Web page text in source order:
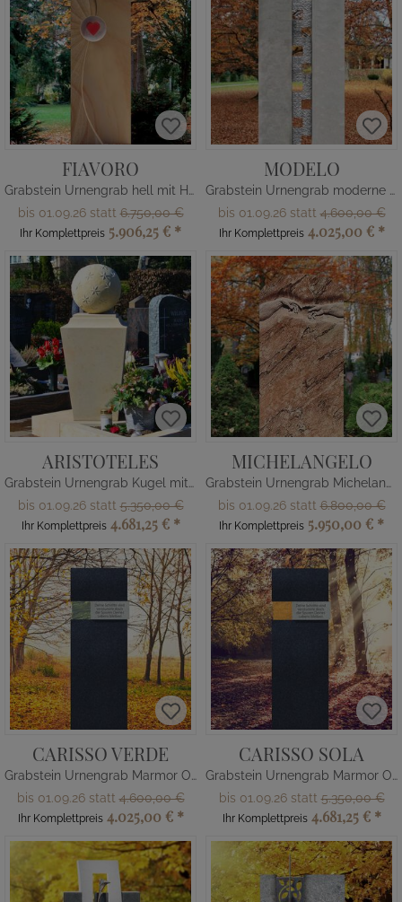
FIAVORO
Grabstein Urnengrab hell mit Herz
bis 01.09.26 statt6.750,00 €
Ihr Komplettpreis 5.906,25 € *
MODELO
Grabstein Urnengrab moderne Gestaltung
bis 01.09.26 statt4.600,00 €
Ihr Komplettpreis 4.025,00 € *
ARISTOTELES
Grabstein Urnengrab Kugel mit Sternen
bis 01.09.26 statt5.350,00 €
Ihr Komplettpreis 4.681,25 € *
MICHELANGELO
Grabstein Urnengrab Michelangelo
bis 01.09.26 statt6.800,00 €
Ihr Komplettpreis 5.950,00 € *
CARISSO VERDE
Grabstein Urnengrab Marmor Ornament grün
bis 01.09.26 statt4.600,00 €
Ihr Komplettpreis 4.025,00 € *
CARISSO SOLA
Grabstein Urnengrab Marmor Ornament orange
bis 01.09.26 statt5.350,00 €
Ihr Komplettpreis 4.681,25 € *